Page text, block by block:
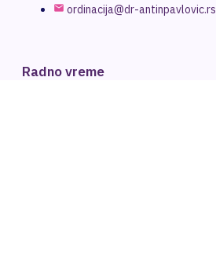
ordinacija@dr-antinpavlovic.rs
Radno vreme